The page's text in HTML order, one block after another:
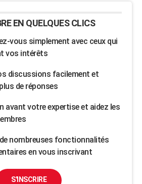
EN QUELQUES CLICS
vous simplement avec ceux qui
vos intérêts
discussions facilement et
de réponses
avant votre expertise et aidez les
nombreuses fonctionnalités
en vous inscrivant
S'INSCRIRE